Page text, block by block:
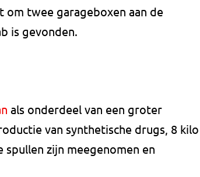
om twee garageboxen aan de
is gevonden.
als onderdeel van een groter
van synthetische drugs, 8 kilo
zijn meegenomen en